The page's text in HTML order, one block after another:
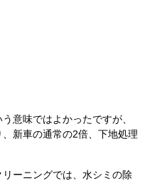
意味ではよかったですが、
新車の通常の2倍、下地処理
ーニングでは、水シミの除